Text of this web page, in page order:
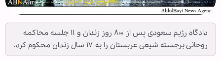
دادگاه رژیم سعودی پس از ۸۰۰ روز زندان و ۱۱ جلسه محاکمه
روحانی برجسته شیعی عربستان را به ۱۷ سال زندان محکوم کرد.